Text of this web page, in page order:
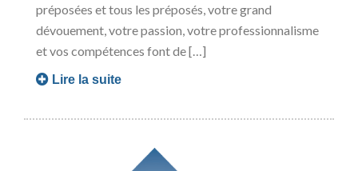
préposées et tous les préposés, votre grand
dévouement, votre passion, votre professionnalisme
et vos compétences font de […]
Lire la suite